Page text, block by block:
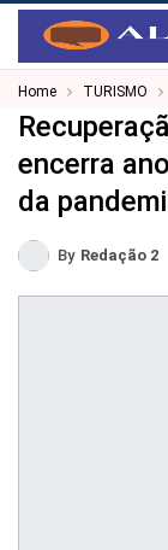
Home TURISMO
encerra
da
By Redação 2